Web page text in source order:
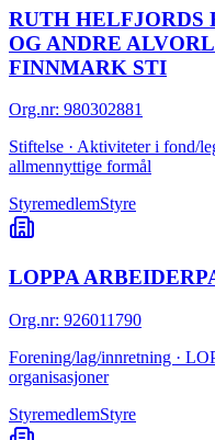
RUTH HELFJORDS
OG ANDRE
FINNMARK STI
Org.nr: 980302881
Stiftelse · Aktiviteter i fond/
allmennyttige formål
StyremedlemStyre
LOPPA
Org.nr: 926011790
Forening/lag/innretning ·
organisasjoner
StyremedlemStyre